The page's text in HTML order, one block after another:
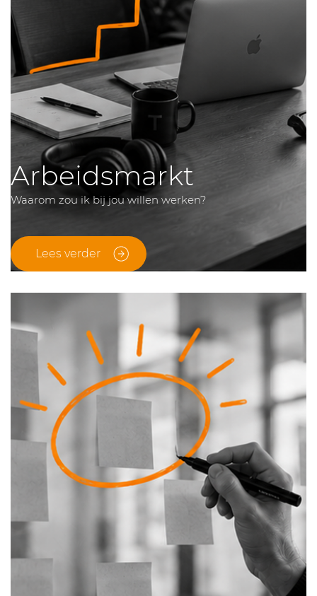
Arbeidsmarkt
Waarom zou ik bij jou willen werken?
Lees verder